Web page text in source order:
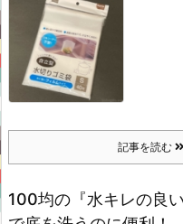
記事を読む
100均の『水キレの良